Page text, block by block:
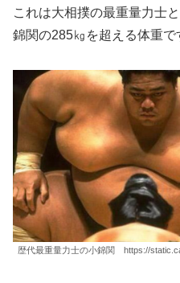
これは大相撲の最重量力士
錦関の285㎏を超える体重で
歴代最重量力士の小錦関 https://